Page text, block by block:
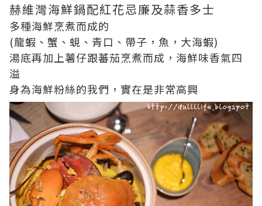
赫維灣海鮮鍋配紅花忌廉及蒜香多士
多種海鮮烹煮而成的
(龍蝦、蟹、蜆、青口、帶子，魚，大海蝦)
湯底再加上薯仔跟蕃茄烹煮而成，海鮮味香氣四
溢
身為海鮮粉絲的我們，實在是非常高興